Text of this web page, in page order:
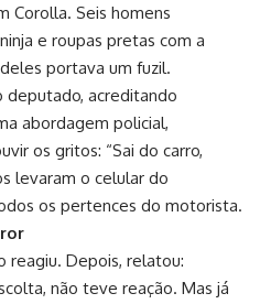
Corolla. Seis homens
e roupas pretas com a
deles portava um fuzil.
acreditando
abordagem policial,
os gritos: “Sai do carro,
levaram o celular do
os pertences do motorista.
reagiu. Depois, relatou:
não teve reação. Mas já